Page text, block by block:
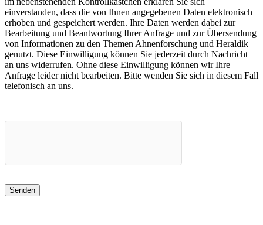
einverstanden, dass die von Ihnen angegebenen Daten elektronisch
erhoben und gespeichert werden. Ihre Daten werden dabei zur
Bearbeitung und Beantwortung Ihrer Anfrage und zur Übersendung
von Informationen zu den Themen Ahnenforschung und Heraldik
genutzt. Diese Einwilligung können Sie jederzeit durch Nachricht
an uns widerrufen. Ohne diese Einwilligung können wir Ihre
Anfrage leider nicht bearbeiten. Bitte wenden Sie sich in diesem Fall
telefonisch an uns.